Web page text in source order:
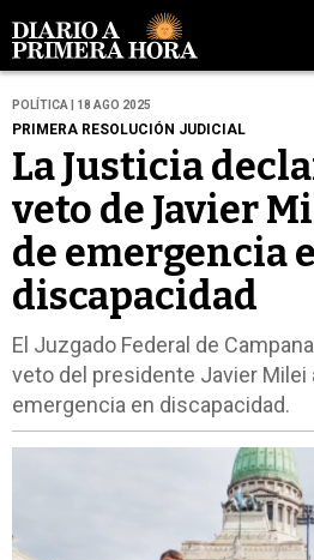
POLÍTICA | 18 AGO 2025
PRIMERA RESOLUCIÓN JUDICIAL
La Justicia
veto de Javier
de emergencia
discapacidad
El Juzgado Federal de
veto del presidente Javier Milei
emergencia en discapacidad.